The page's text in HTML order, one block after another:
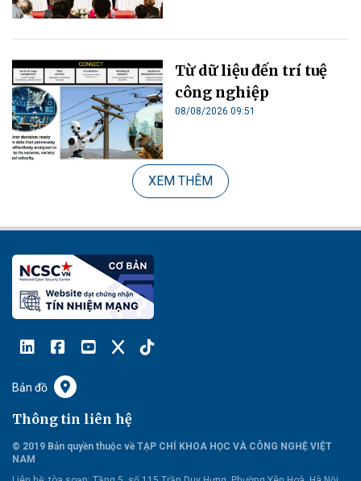
Từ dữ liệu đến trí tuệ
công nghiệp
08/08/2026 09:51
XEM THÊM
Bản đồ
Thông tin liên hệ
© 2019 Bản quyền thuộc về TẠP CHÍ KHOA HỌC VÀ CÔNG NGHỆ VIỆT
NAM